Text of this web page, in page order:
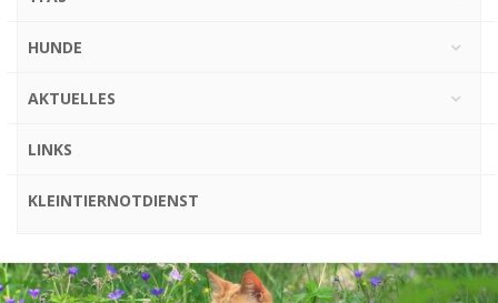
HUNDE
AKTUELLES
LINKS
KLEINTIERNOTDIENST